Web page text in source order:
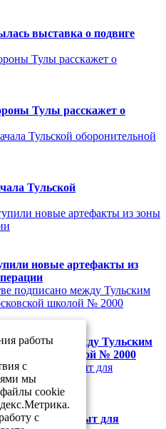
выставка о подвиге
Тулы расскажет о
Тульской
новые артефакты из
подписано между Тульским
школой № 2000
будет закрыт для
работы
с
мы
cookie
с